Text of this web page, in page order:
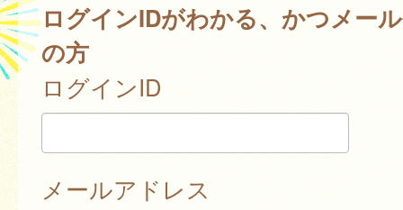
ログインIDがわかる、かつメー
の方
ログインID
メールアドレス